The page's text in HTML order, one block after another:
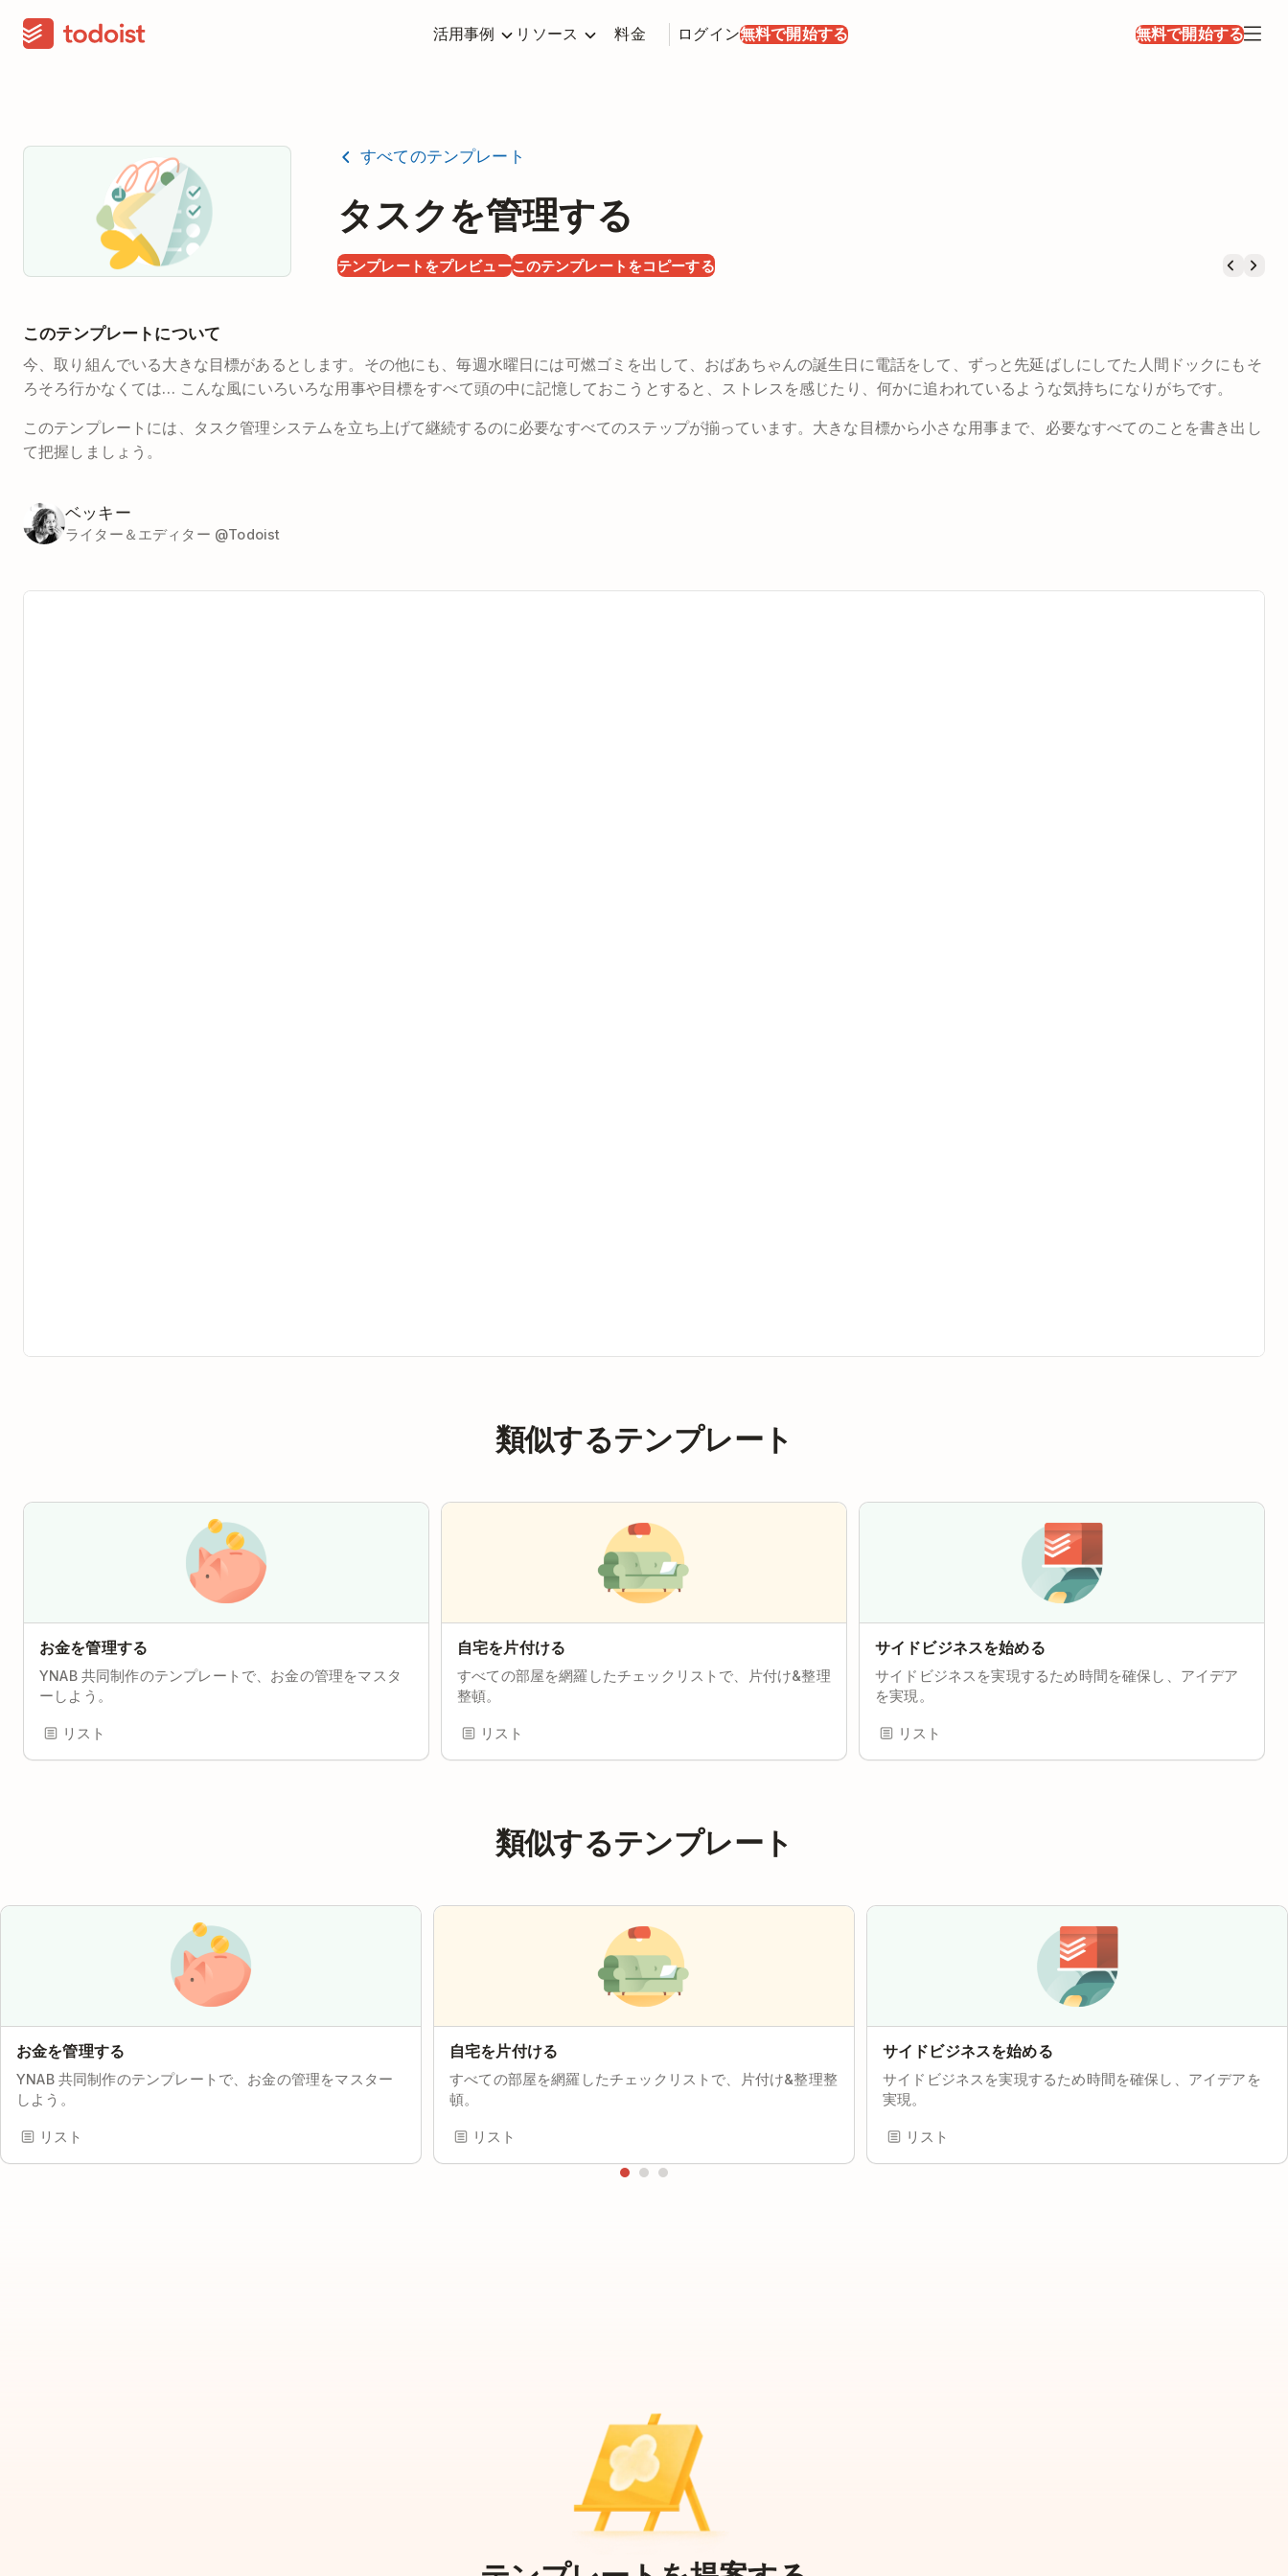
活用事例 リソース 料金 ログイン無料で開始する 無料で開始する
すべてのテンプレート
タスクを管理する
テンプレートをプレビューこのテンプレートをコピーする
このテンプレートについて
今、取り組んでいる大きな目標があるとします。その他にも、毎週水曜日には可燃ゴミを出して、おばあちゃんの誕生日に電話をして、ずっと先延ばしにしてた人間ドックにもそ
ろそろ行かなくては… こんな風にいろいろな用事や目標をすべて頭の中に記憶しておこうとすると、ストレスを感じたり、何かに追われているような気持ちになりがちです。
このテンプレートには、タスク管理システムを立ち上げて継続するのに必要なすべてのステップが揃っています。大きな目標から小さな用事まで、必要なすべてのことを書き出し
て把握しましょう。
ベッキー
ライター＆エディター @Todoist
類似するテンプレート
お金を管理する
YNAB 共同制作のテンプレートで、お金の管理をマスタ
ーしよう。
リスト
自宅を片付ける
すべての部屋を網羅したチェックリストで、片付け&整理
整頓。
リスト
サイドビジネスを始める
サイドビジネスを実現するため時間を確保し、アイデア
を実現。
リスト
類似するテンプレート
お金を管理する
YNAB 共同制作のテンプレートで、お金の管理をマスター
しよう。
リスト
自宅を片付ける
すべての部屋を網羅したチェックリストで、片付け&整理整
頓。
リスト
サイドビジネスを始める
サイドビジネスを実現するため時間を確保し、アイデアを
実現。
リスト